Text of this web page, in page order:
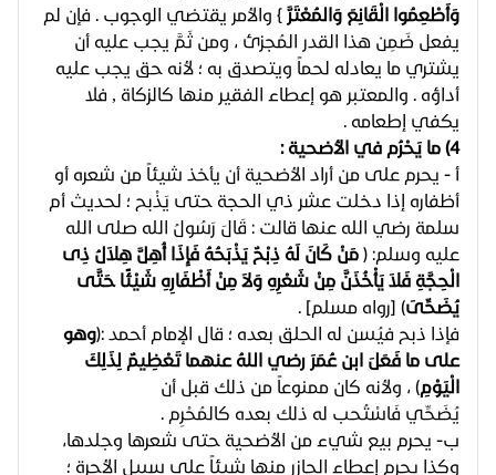
وَأَطْعِمُوا الْقَانِعَ وَالمُعْتَرَّ ﴾ والأمر يقتضي الوجوب . فإن لم
يفعل ضَمِن هذا القدر المُجزئ ، ومن ثَمَّ يجب عليه أن
يشتري ما يعادله لحماً ويتصدق به ؛ لأنه حق يجب عليه
أداؤه . والمعتبر هو إعطاء الفقير منها كالزكاة , فلا
يكفي إطعامه .
4) ما يَحْرُم في الأضحية :
أ - يحرم على من أراد الأضحية أن يأخذ شيئاً من شعره أو
أظفاره إذا دخلت عشر ذي الحجة حتى يَذْبح ؛ لحديث أم
سلمة رضي الله عنها قالت : قَالَ رَسُولُ الله صلى الله
عليه وسلم: ( مَنْ كَانَ لَهُ ذِبْحٌ يَذْبَحُهُ فَإِذَا أُهِلَّ هِلاَلُ ذِى
الْحِجَّةِ فَلاَ يَأْخُذَنَّ مِنْ شَعْرِهِ وَلاَ مِنْ أَظْفَارِهِ شَيْئًا حَتَّى
يُضَحِّىَ) [رواه مسلم] .
فإذا ذبح فيُسن له الحلق بعده ؛ قال الإمام أحمد :(وهو
على ما فَعَلَ ابن عُمَرَ رضي اللهُ عنهما تَعْظِيمٌ لِذَلِكَ
الْيَوْمِ) ، ولأنه كان ممنوعاً من ذلك قبل أن
يُضَحِّي فَاسْتُحب له ذلك بعده كالمُحْرِم .
ب- يحرم بيع شيء من الأضحية حتى شعرها وجلدها،
وكذا يحرم إعطاء الجازر منها شيئاً على سبيل الأجرة ؛